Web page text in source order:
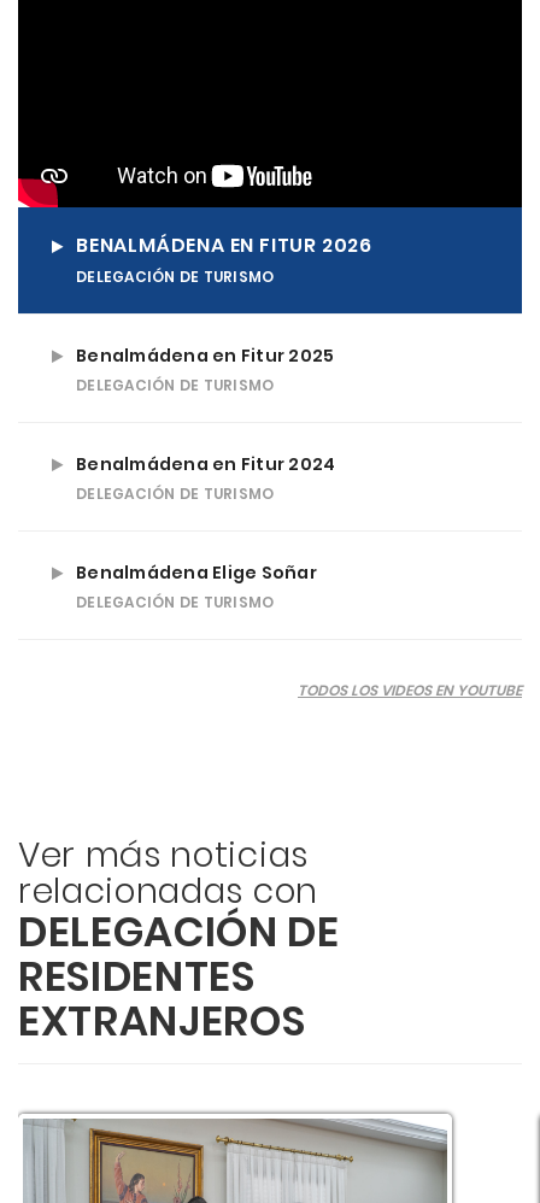
BENALMÁDENA EN FITUR 2026
DELEGACIÓN DE TURISMO
Benalmádena en Fitur 2025
DELEGACIÓN DE TURISMO
Benalmádena en Fitur 2024
DELEGACIÓN DE TURISMO
Benalmádena Elige Soñar
DELEGACIÓN DE TURISMO
TODOS LOS VIDEOS EN YOUTUBE
Ver más noticias
relacionadas con
DELEGACIÓN DE
RESIDENTES
EXTRANJEROS